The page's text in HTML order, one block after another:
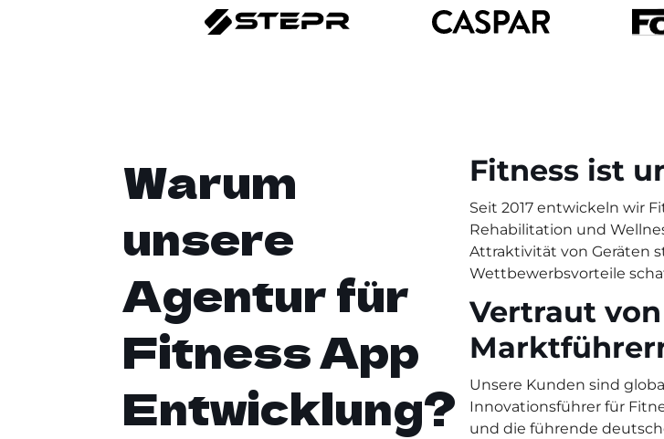
Warum
unsere
Agentur für
Fitness App
Entwicklung?
Fitness ist
Seit 2017 entwickeln wir
Rehabilitation und
Attraktivität von Geräten
Wettbewerbsvorteile
Vertraut
Unsere Kunden sind
Innovationsführer für
und die führende